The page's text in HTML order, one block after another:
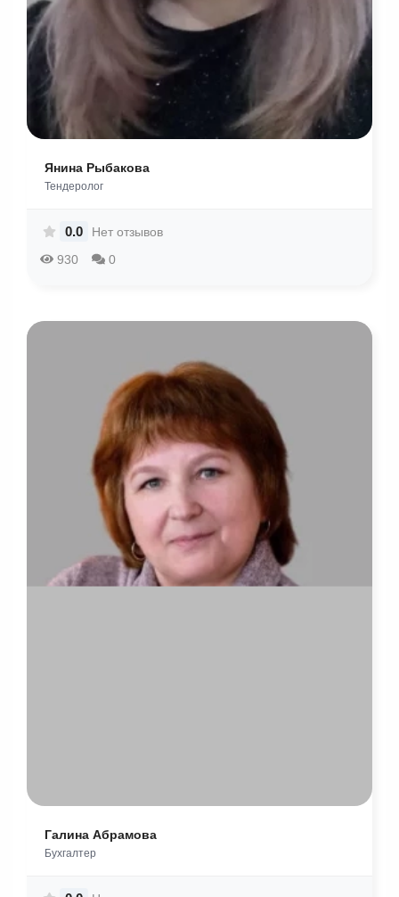
Янина Рыбакова
Тендеролог
930 0
0.0 Нет отзывов
Галина Абрамова
Бухгалтер